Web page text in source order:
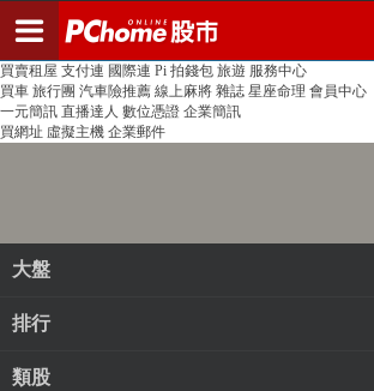
PChome首頁 線上購物 24h購物 書店
買賣租屋 支付連 國際連 Pi 拍錢包 旅遊 服務中心
買車 旅行團 汽車險推薦 線上麻將 雜誌 星座命理 會員中心
一元簡訊 直播達人 數位憑證 企業簡訊
買網址 虛擬主機 企業郵件
大盤
排行
類股